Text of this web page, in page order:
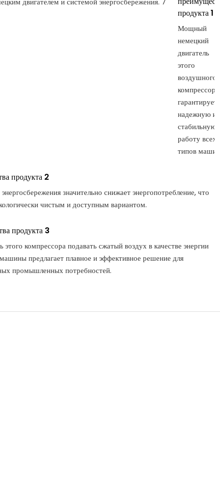
продукта 1
Мощный
немецкий
двигатель
этого
воздушного
компрессора
гарантирует
надежную и
стабильную
работу всех
типов
продукта 2
значительно снижает энергопотребление, что
чистым и доступным вариантом.
продукта 3
этого компрессора подавать сжатый воздух в качестве энергии
предлагает плавное и эффективное решение для
промышленных потребностей.